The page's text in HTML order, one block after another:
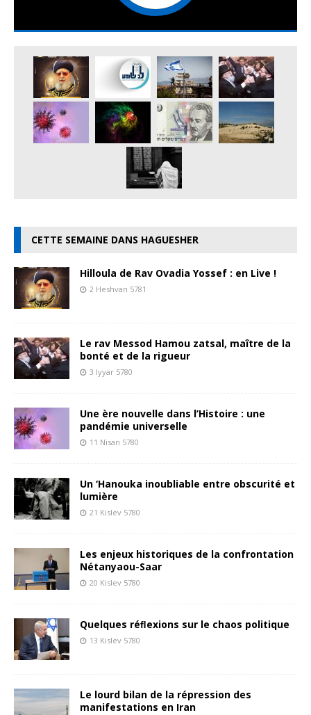
CETTE SEMAINE DANS HAGUESHER
Hilloula de Rav Ovadia Yossef : en Live !
2 Heshvan 5781
Le rav Messod Hamou zatsal, maître de la
bonté et de la rigueur
3 Iyyar 5780
Une ère nouvelle dans l’Histoire : une
pandémie universelle
11 Nisan 5780
Un ‘Hanouka inoubliable entre obscurité et
lumière
21 Kislev 5780
Les enjeux historiques de la confrontation
Nétanyaou-Saar
20 Kislev 5780
Quelques réﬂexions sur le chaos politique
13 Kislev 5780
Le lourd bilan de la répression des
manifestations en Iran